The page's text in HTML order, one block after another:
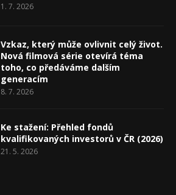
1. 7. 2026
Vzkaz, který může ovlivnit celý život.
Nová filmová série otevírá téma
toho, co předáváme dalším
generacím
8. 7. 2026
Ke stažení: Přehled fondů
kvalifikovaných investorů v ČR (2026)
21. 5. 2026